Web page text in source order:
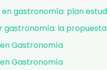
en gastronomía: plan
gastronomía: la
Gastronomía
Gastronomía